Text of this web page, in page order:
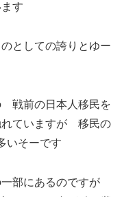
す
としての誇りとゆー
戦前の日本人移民を
れていますが 移民の
いそーです
部にあるのですが